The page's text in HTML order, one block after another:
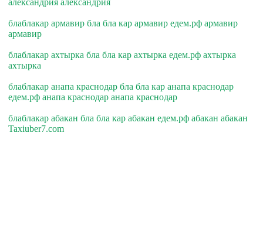
блаблакар армавир бла бла кар армавир едем.рф армавир
армавир
блаблакар ахтырка бла бла кар ахтырка едем.рф ахтырка
ахтырка
блаблакар анапа краснодар бла бла кар анапа краснодар
едем.рф анапа краснодар анапа краснодар
блаблакар абакан бла бла кар абакан едем.рф абакан абакан
Taxiuber7.com